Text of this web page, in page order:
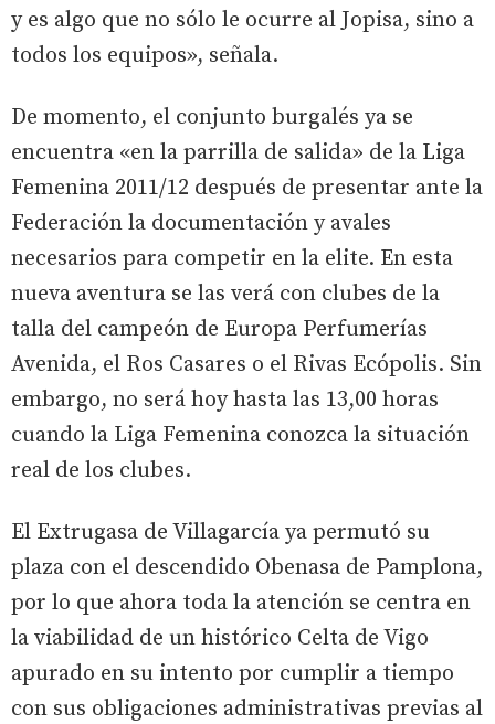
y es algo que no sólo le ocurre al Jopisa, sino a
todos los equipos», señala.
De momento, el conjunto burgalés ya se
encuentra «en la parrilla de salida» de la Liga
Femenina 2011/12 después de presentar ante la
Federación la documentación y avales
necesarios para competir en la elite. En esta
nueva aventura se las verá con clubes de la
talla del campeón de Europa Perfumerías
Avenida, el Ros Casares o el Rivas Ecópolis. Sin
embargo, no será hoy hasta las 13,00 horas
cuando la Liga Femenina conozca la situación
real de los clubes.
El Extrugasa de Villagarcía ya permutó su
plaza con el descendido Obenasa de Pamplona,
por lo que ahora toda la atención se centra en
la viabilidad de un histórico Celta de Vigo
apurado en su intento por cumplir a tiempo
con sus obligaciones administrativas previas al